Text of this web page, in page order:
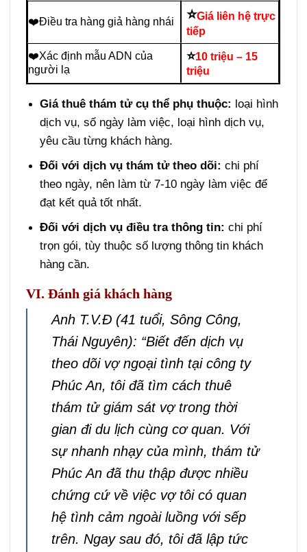
❤️Điều tra hàng giả hàng nhái ⭐Giá liên hệ trực
tiếp
❤️Xác định mẫu ADN của
người lạ
⭐10 triệu – 15
triệu
Giá thuê thám tử cụ thể phụ thuộc: loại hình
dịch vụ, số ngày làm việc, loại hình dịch vụ,
yêu cầu từng khách hàng.
Đối với dịch vụ thám tử theo dõi: chi phí
theo ngày, nên làm từ 7-10 ngày làm việc để
đạt kết quả tốt nhất.
Đối với dịch vụ điều tra thông tin: chi phí
trọn gói, tùy thuộc số lượng thông tin khách
hàng cần.
VI. Đánh giá khách hàng
Anh T.V.Đ (41 tuổi, Sông Công,
Thái Nguyên): “Biết đến dịch vụ
theo dõi vợ ngoại tình tại công ty
Phúc An, tôi đã tìm cách thuê
thám tử giám sát vợ trong thời
gian đi du lịch cùng cơ quan. Với
sự nhanh nhạy của mình, thám tử
Phúc An đã thu thập được nhiều
chứng cứ về việc vợ tôi có quan
hệ tình cảm ngoài luồng với sếp
trên. Ngay sau đó, tôi đã lập tức